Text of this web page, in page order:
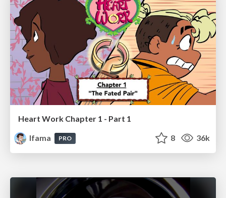
Heart Work Chapter 1 - Part 1
lfama
PRO 8 36k